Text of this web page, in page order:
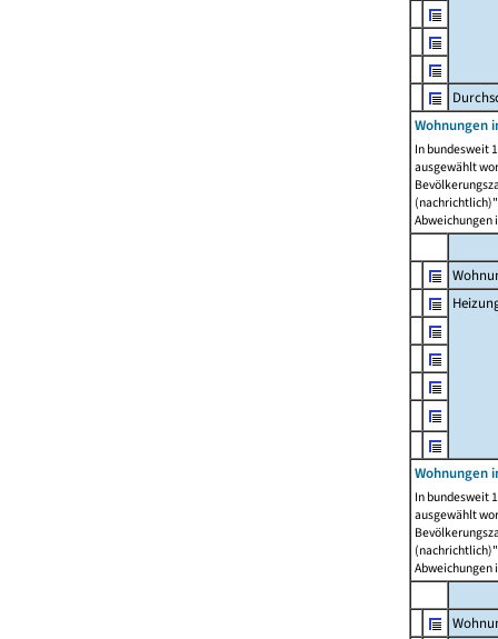
Wohnungen
In bundesweit
ausgewählt
Abweichungen
Wohnungen
In bundesweit
ausgewählt
Abweichungen